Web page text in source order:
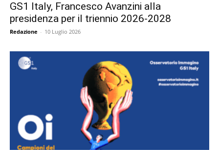
GS1 Italy, Francesco Avanzini alla
presidenza per il triennio 2026-2028
Redazione - 10 Luglio 2026